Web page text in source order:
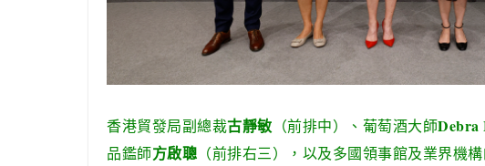
香港貿發局副總裁古靜敏 （前排中）、葡萄酒大師Debra
品鑑師方啟聰 （前排右三），以及多國領事館及業界機